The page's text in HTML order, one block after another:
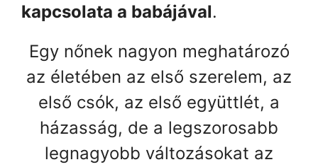
kapcsolata a babájával.
Egy nőnek nagyon meghatározó
az életében az első szerelem, az
első csók, az első együttlét, a
házasság, de a legszorosabb
legnagyobb változásokat az